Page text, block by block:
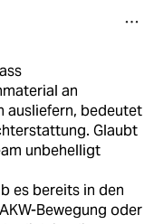
an
ausliefern, bedeutet
Glaubt
unbehelligt
es bereits in den
Bewegung oder